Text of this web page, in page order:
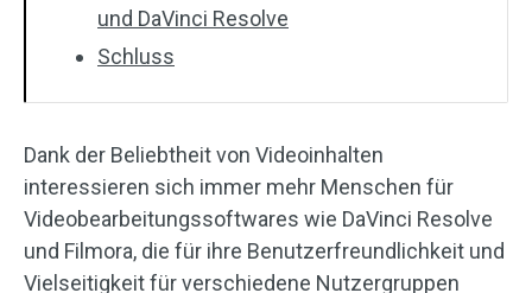
und DaVinci Resolve
Schluss
Dank der Beliebtheit von Videoinhalten
interessieren sich immer mehr Menschen für
Videobearbeitungssoftwares wie DaVinci Resolve
und Filmora, die für ihre Benutzerfreundlichkeit und
Vielseitigkeit für verschiedene Nutzergruppen